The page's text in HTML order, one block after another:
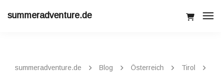
summeradventure.de
summeradventure.de Blog Österreich
Tirol